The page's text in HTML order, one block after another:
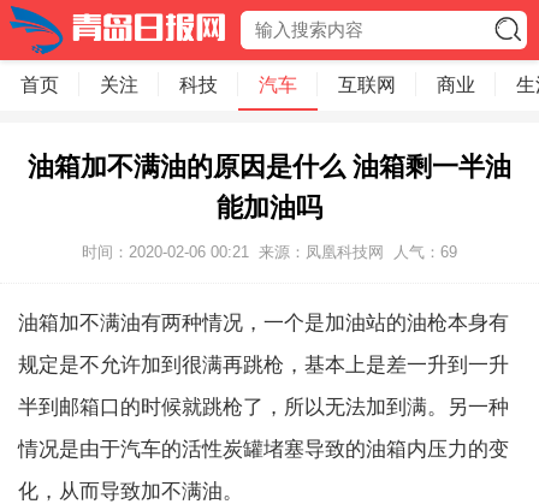
首页 关注 科技 汽车 互联网 商业 生
油箱加不满油的原因是什么 油箱剩一半油
能加油吗
时间：2020-02-06 00:21 来源：凤凰科技网 人气： 69
油箱加不满油有两种情况，一个是加油站的油枪本身有
规定是不允许加到很满再跳枪，基本上是差一升到一升
半到邮箱口的时候就跳枪了，所以无法加到满。另一种
情况是由于汽车的活性炭罐堵塞导致的油箱内压力的变
化，从而导致加不满油。